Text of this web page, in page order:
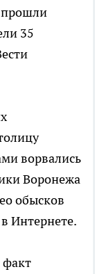
прошли
35
ворвались
Воронежа
обысков
Интернете.